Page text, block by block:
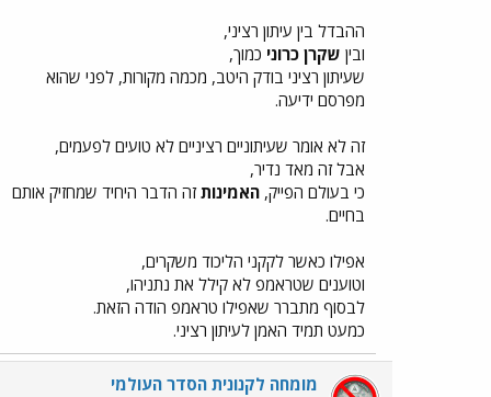
ההבדל בין עיתון רציני,
ובין שקרן כרוני כמוך,
שעיתון רציני בודק היטב, מכמה מקורות, לפני שהוא
מפרסם ידיעה.
זה לא אומר שעיתוניים רציניים לא טועים לפעמים,
אבל זה מאד נדיר,
כי בעולם הפייק, האמינותזה הדבר היחיד שמחזיק אותם
בחיים.
אפילו כאשר לקקני הליכוד משקרים,
וטוענים שטראמפ לא קילל את נתניהו,
לבסוף מתברר שאפילו טראמפ הודה הזאת.
כמעט תמיד האמן לעיתון רציני.
מומחה לקנונית הסדר העולמי